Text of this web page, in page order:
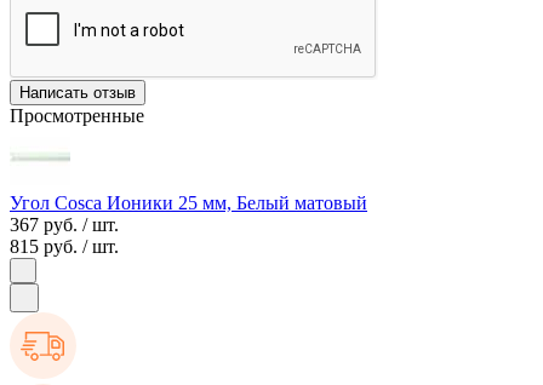
Написать отзыв
Просмотренные
Угол Cosca Ионики 25 мм, Белый матовый
367 руб. / шт.
815 руб. / шт.